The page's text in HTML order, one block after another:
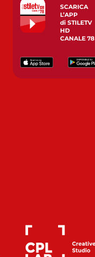
SCARICA
L’APP
di STILETV
HD
CANALE 78